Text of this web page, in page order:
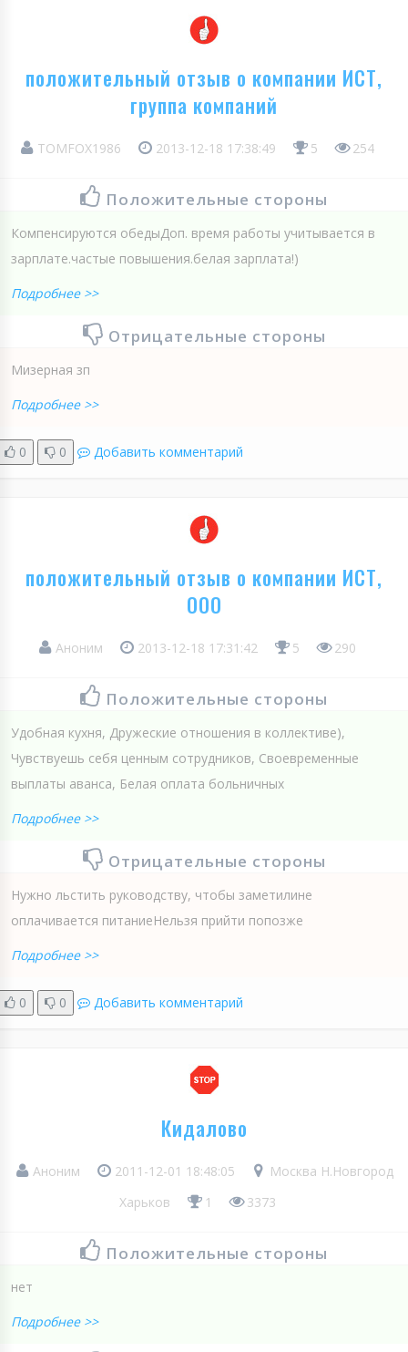
положительный отзыв о компании ИСТ,
группа компаний
TOMFOX1986 2013-12-18 17:38:49 5 254
Положительные стороны
Компенсируются обедыДоп. время работы учитывается в
зарплате.частые повышения.белая зарплата!)
Подробнее >>
Отрицательные стороны
Мизерная зп
Подробнее >>
0 0 Добавить комментарий
положительный отзыв о компании ИСТ,
ООО
Аноним 2013-12-18 17:31:42 5 290
Положительные стороны
Удобная кухня, Дружеские отношения в коллективе),
Чувствуешь себя ценным сотрудников, Своевременные
выплаты аванса, Белая оплата больничных
Подробнее >>
Отрицательные стороны
Нужно льстить руководству, чтобы заметилине
оплачивается питаниеНельзя прийти попозже
Подробнее >>
0 0 Добавить комментарий
Кидалово
Аноним 2011-12-01 18:48:05
Москва Н.Новгород
Харьков
1 3373
Положительные стороны
нет
Подробнее >>